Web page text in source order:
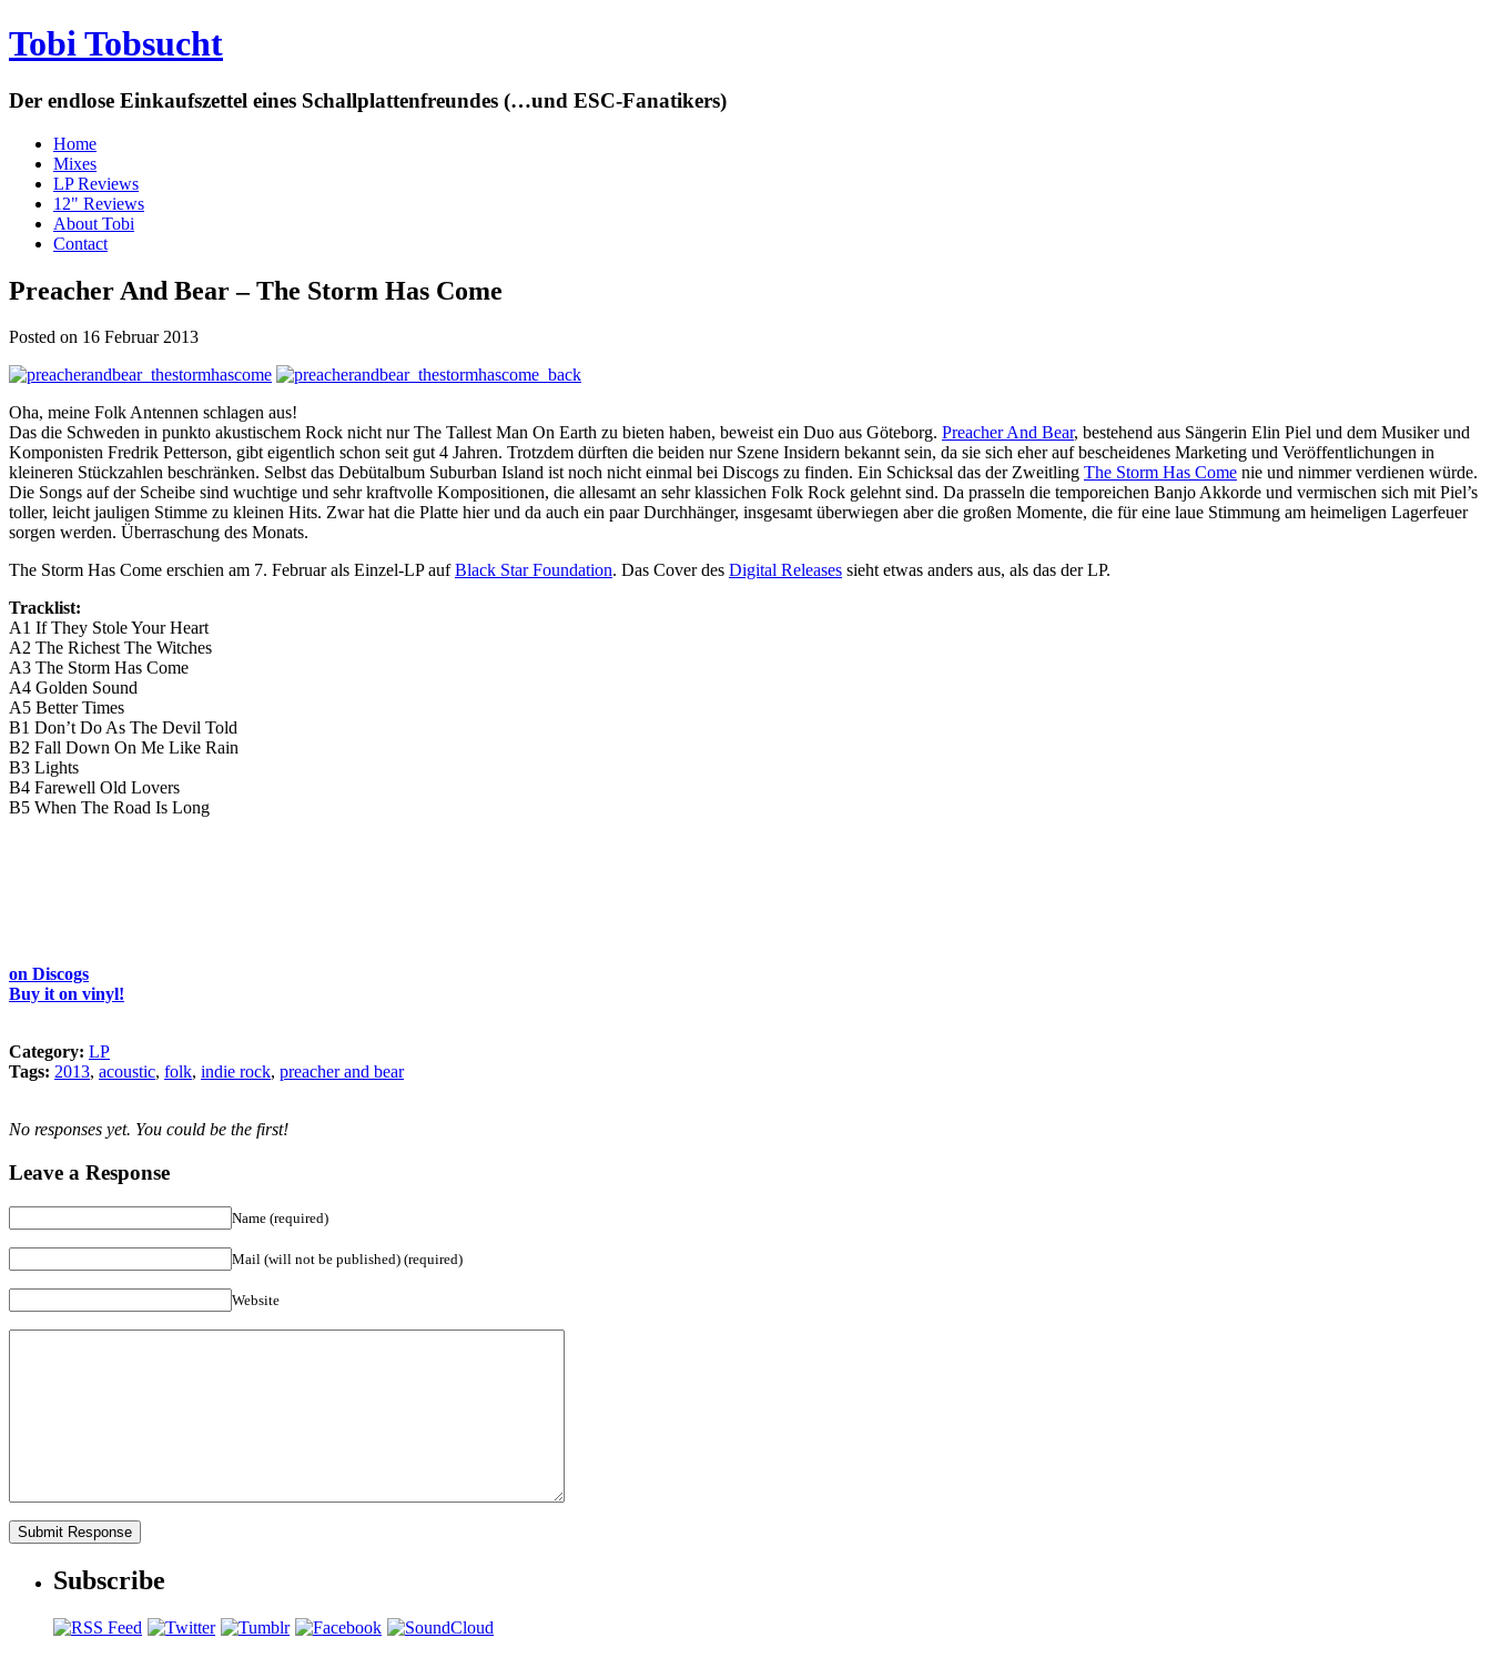
Tobi Tobsucht
Der endlose Einkaufszettel eines Schallplattenfreundes (…und ESC-Fanatikers)
Home
Mixes
LP Reviews
12" Reviews
About Tobi
Contact
Preacher And Bear – The Storm Has Come
Posted on 16 Februar 2013
Oha, meine Folk Antennen schlagen aus!
Das die Schweden in punkto akustischem Rock nicht nur The Tallest Man On Earth zu bieten haben, beweist ein Duo aus Göteborg. Preacher And Bear, bestehend aus Sängerin Elin Piel und dem Musiker und
Komponisten Fredrik Petterson, gibt eigentlich schon seit gut 4 Jahren. Trotzdem dürften die beiden nur Szene Insidern bekannt sein, da sie sich eher auf bescheidenes Marketing und Veröffentlichungen in
kleineren Stückzahlen beschränken. Selbst das Debütalbum Suburban Island ist noch nicht einmal bei Discogs zu finden. Ein Schicksal das der Zweitling The Storm Has Come nie und nimmer verdienen würde.
Die Songs auf der Scheibe sind wuchtige und sehr kraftvolle Kompositionen, die allesamt an sehr klassichen Folk Rock gelehnt sind. Da prasseln die temporeichen Banjo Akkorde und vermischen sich mit Piel’s
toller, leicht jauligen Stimme zu kleinen Hits. Zwar hat die Platte hier und da auch ein paar Durchhänger, insgesamt überwiegen aber die großen Momente, die für eine laue Stimmung am heimeligen Lagerfeuer
sorgen werden. Überraschung des Monats.
The Storm Has Come erschien am 7. Februar als Einzel-LP aufBlack Star Foundation. Das Cover des Digital Releases sieht etwas anders aus, als das der LP.
Tracklist:
A1 If They Stole Your Heart
A2 The Richest The Witches
A3 The Storm Has Come
A4 Golden Sound
A5 Better Times
B1 Don’t Do As The Devil Told
B2 Fall Down On Me Like Rain
B3 Lights
B4 Farewell Old Lovers
B5 When The Road Is Long
on Discogs
Buy it on vinyl!
Category: LP
Tags: 2013, acoustic, folk, indie rock, preacher and bear
No responses yet. You could be the first!
Leave a Response
Name (required)
Mail (will not be published) (required)
Website
Subscribe